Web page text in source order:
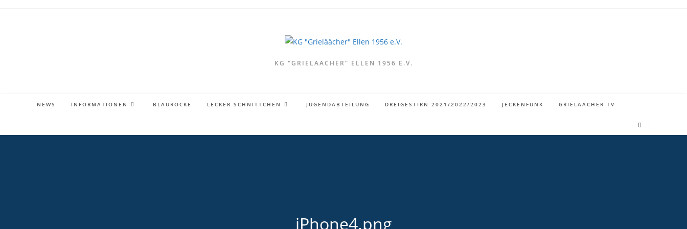
KG "GRIELÄÄCHER" ELLEN 1956 E.V.
NEWS INFORMATIONEN BLAURÖCKE LECKER SCHNITTCHEN JUGENDABTEILUNG DREIGESTIRN 2021/2022/2023 JECKENFUNK GRIELÄÄCHER TV
iPhone4.png